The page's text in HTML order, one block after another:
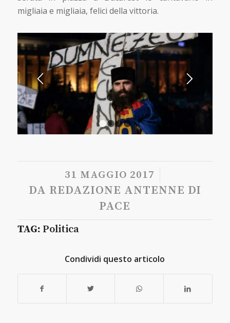
migliaia e migliaia, felici della vittoria.
31 MAGGIO 2017
/
DA REDAZIONE ANTENNE DI
PACE
TAG: Politica
Condividi questo articolo